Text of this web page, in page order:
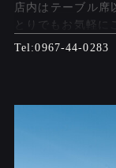
店内はテーブル席
とりでもお気軽に
0967-44-0283